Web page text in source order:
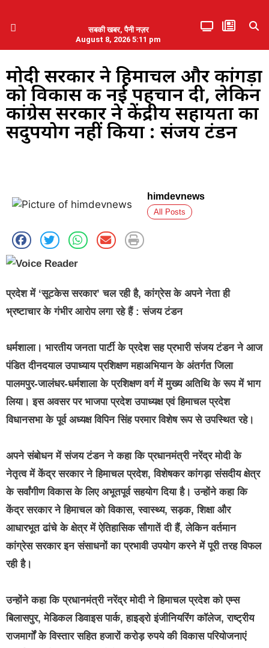
सबकी खबर, पैनी नज़र
August 8, 2026 5:11 pm
मोदी सरकार ने हिमाचल और कांगड़ा
को विकास की नई पहचान दी, लेकिन
कांग्रेस सरकार ने केंद्रीय सहायता का
सदुपयोग नहीं किया : संजय टंडन
himdevnews
All Posts
प्रदेश में ‘सूटकेस सरकार’ चल रही है, कांग्रेस के अपने नेता ही
भ्रष्टाचार के गंभीर आरोप लगा रहे हैं : संजय टंडन
धर्मशाला। भारतीय जनता पार्टी के प्रदेश सह प्रभारी संजय टंडन ने आज
पंडित दीनदयाल उपाध्याय प्रशिक्षण महाअभियान के अंतर्गत जिला
पालमपुर-जालंधर-धर्मशाला के प्रशिक्षण वर्ग में मुख्य अतिथि के रूप में भाग
लिया। इस अवसर पर भाजपा प्रदेश उपाध्यक्ष एवं हिमाचल प्रदेश
विधानसभा के पूर्व अध्यक्ष विपिन सिंह परमार विशेष रूप से उपस्थित रहे।
अपने संबोधन में संजय टंडन ने कहा कि प्रधानमंत्री नरेंद्र मोदी के
नेतृत्व में केंद्र सरकार ने हिमाचल प्रदेश, विशेषकर कांगड़ा संसदीय क्षेत्र
के सर्वांगीण विकास के लिए अभूतपूर्व सहयोग दिया है। उन्होंने कहा कि
केंद्र सरकार ने हिमाचल को विकास, स्वास्थ्य, सड़क, शिक्षा और
आधारभूत ढांचे के क्षेत्र में ऐतिहासिक सौगातें दी हैं, लेकिन वर्तमान
कांग्रेस सरकार इन संसाधनों का प्रभावी उपयोग करने में पूरी तरह विफल
रही है।
उन्होंने कहा कि प्रधानमंत्री नरेंद्र मोदी ने हिमाचल प्रदेश को एम्स
बिलासपुर, मेडिकल डिवाइस पार्क, हाइड्रो इंजीनियरिंग कॉलेज, राष्ट्रीय
राजमार्गों के विस्तार सहित हजारों करोड़ रुपये की विकास परियोजनाएं